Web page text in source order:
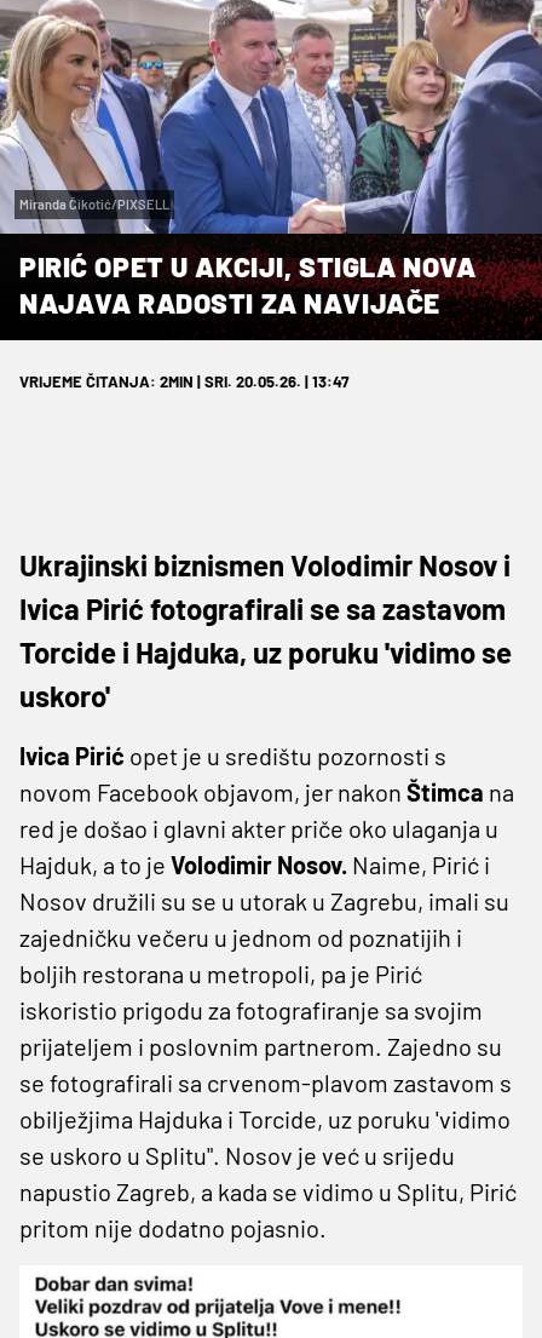
Miranda Čikotić/PIXSELL
PIRIĆ OPET U AKCIJI, STIGLA NOVA
NAJAVA RADOSTI ZA NAVIJAČE
VRIJEME ČITANJA: 2MIN | SRI. 20.05.26. | 13:47
Ukrajinski biznismen Volodimir Nosov i
Ivica Pirić fotografirali se sa zastavom
Torcide i Hajduka, uz poruku 'vidimo se
uskoro'
Ivica Pirić opet je u središtu pozornosti s
novom Facebook objavom, jer nakon Štimca na
red je došao i glavni akter priče oko ulaganja u
Hajduk, a to je Volodimir Nosov. Naime, Pirić i
Nosov družili su se u utorak u Zagrebu, imali su
zajedničku večeru u jednom od poznatijih i
boljih restorana u metropoli, pa je Pirić
iskoristio prigodu za fotografiranje sa svojim
prijateljem i poslovnim partnerom. Zajedno su
se fotografirali sa crvenom-plavom zastavom s
obilježjima Hajduka i Torcide, uz poruku 'vidimo
se uskoro u Splitu". Nosov je već u srijedu
napustio Zagreb, a kada se vidimo u Splitu, Pirić
pritom nije dodatno pojasnio.